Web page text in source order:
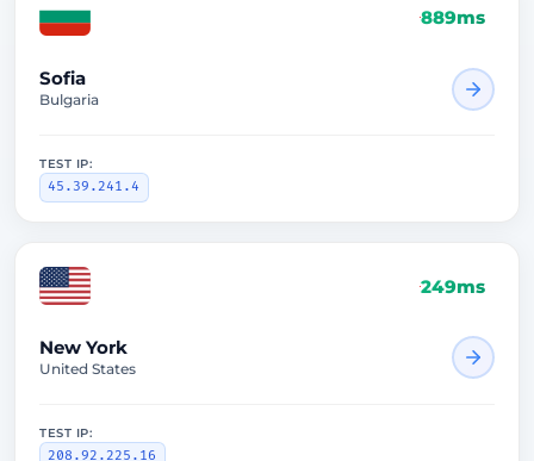
889ms
Sofia
Bulgaria
TEST IP:
45.39.241.4
249ms
New York
United States
TEST IP:
208.92.225.16